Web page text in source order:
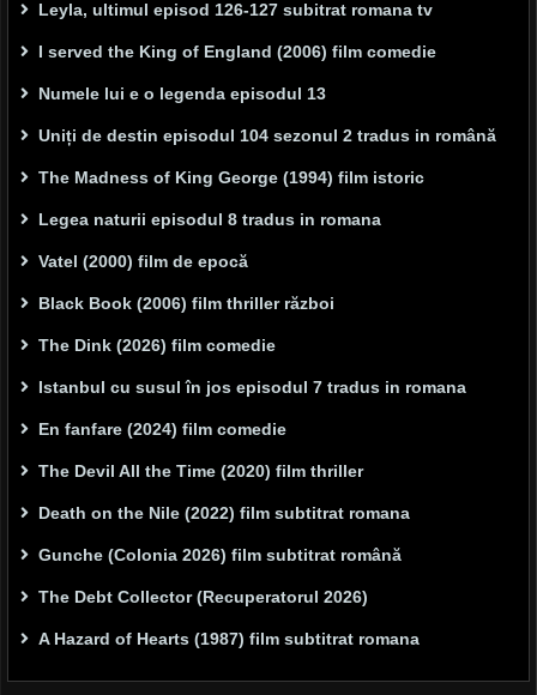
Leyla, ultimul episod 126-127 subitrat romana tv
I served the King of England (2006) film comedie
Numele lui e o legenda episodul 13
Uniți de destin episodul 104 sezonul 2 tradus in română
The Madness of King George (1994) film istoric
Legea naturii episodul 8 tradus in romana
Vatel (2000) film de epocă
Black Book (2006) film thriller război
The Dink (2026) film comedie
Istanbul cu susul în jos episodul 7 tradus in romana
En fanfare (2024) film comedie
The Devil All the Time (2020) film thriller
Death on the Nile (2022) film subtitrat romana
Gunche (Colonia 2026) film subtitrat română
The Debt Collector (Recuperatorul 2026)
A Hazard of Hearts (1987) film subtitrat romana